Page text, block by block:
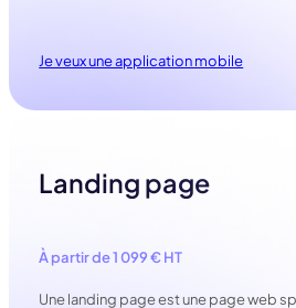
Je veux une application mobile
Landing page
À partir de 1 099 € HT
Une landing page est une page web